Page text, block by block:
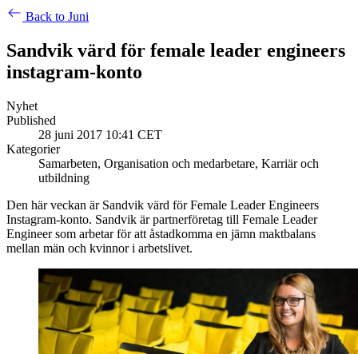
Back to Juni
Sandvik värd för female leader engineers
instagram-konto
Nyhet
Published
28 juni 2017 10:41 CET
Kategorier
Samarbeten, Organisation och medarbetare, Karriär och
utbildning
Den här veckan är Sandvik värd för Female Leader Engineers
Instagram-konto. Sandvik är partnerföretag till Female Leader
Engineer som arbetar för att åstadkomma en jämn maktbalans
mellan män och kvinnor i arbetslivet.